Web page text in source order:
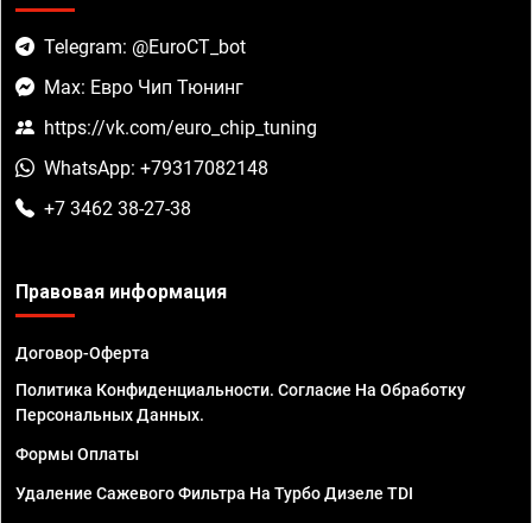
Telegram: @EuroCT_bot
Max: Евро Чип Тюнинг
https://vk.com/euro_chip_tuning
WhatsApp: +79317082148
+7 3462 38-27-38
Правовая информация
Договор-Оферта
Политика Конфиденциальности. Согласие На Обработку
Персональных Данных.
Формы Оплаты
Удаление Сажевого Фильтра На Турбо Дизеле TDI